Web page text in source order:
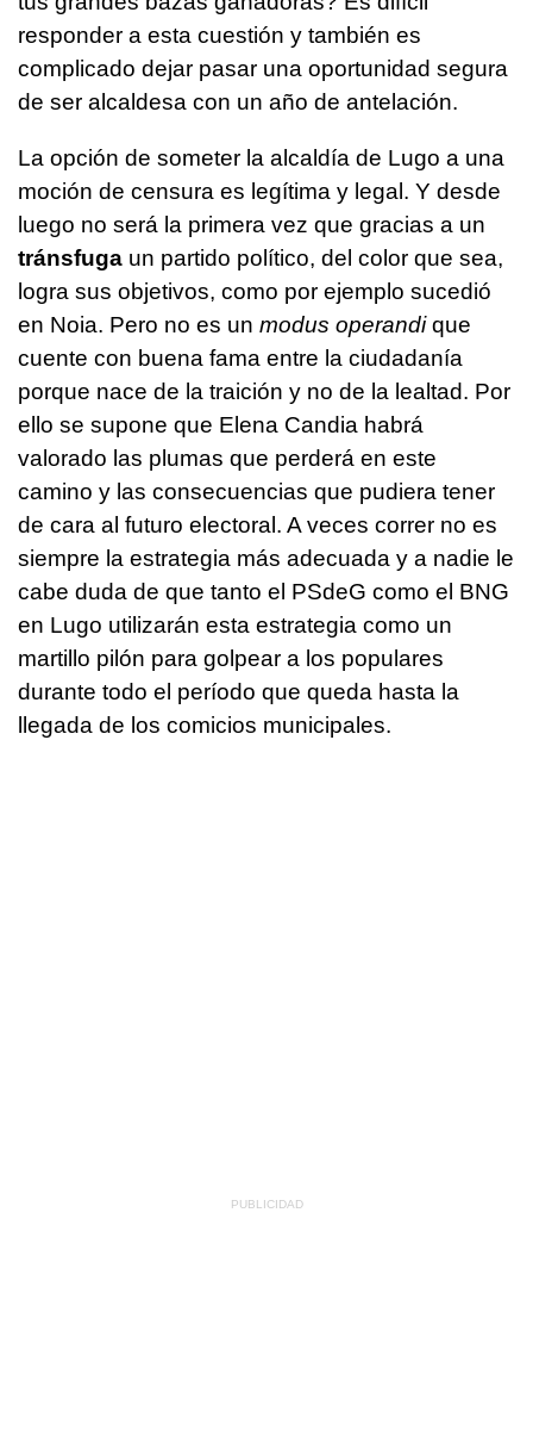
responder a esta cuestión y también es
complicado dejar pasar una oportunidad segura
de ser alcaldesa con un año de antelación.
La opción de someter la alcaldía de Lugo a una
moción de censura es legítima y legal. Y desde
luego no será la primera vez que gracias a un
tránsfuga un partido político, del color que sea,
logra sus objetivos, como por ejemplo sucedió
en Noia. Pero no es un modus operandique
cuente con buena fama entre la ciudadanía
porque nace de la traición y no de la lealtad. Por
ello se supone que Elena Candia habrá
valorado las plumas que perderá en este
camino y las consecuencias que pudiera tener
de cara al futuro electoral. A veces correr no es
siempre la estrategia más adecuada y a nadie le
cabe duda de que tanto el PSdeG como el BNG
en Lugo utilizarán esta estrategia como un
martillo pilón para golpear a los populares
durante todo el período que queda hasta la
llegada de los comicios municipales.